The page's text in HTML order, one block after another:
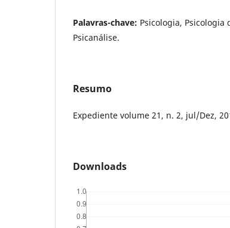
Palavras-chave: Psicologia, Psicologia
Psicanálise.
Resumo
Expediente volume 21, n. 2, jul/Dez,
Downloads